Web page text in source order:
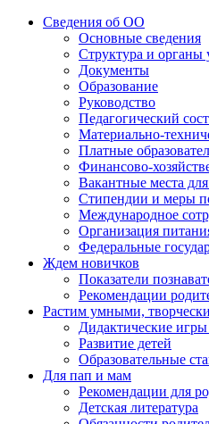
Сведения об ОО
Основные сведения
Структура и органы
Документы
Образование
Руководство
Педагогический
Материально-
Платные
Финансово-
Вакантные места
Стипендии и меры
Международное
Организация
Федеральные
Ждем новичков
Показатели
Рекомендации
Растим умными,
Дидактические
Развитие детей
Образовательные
Для пап и мам
Рекомендации для
Детская литература